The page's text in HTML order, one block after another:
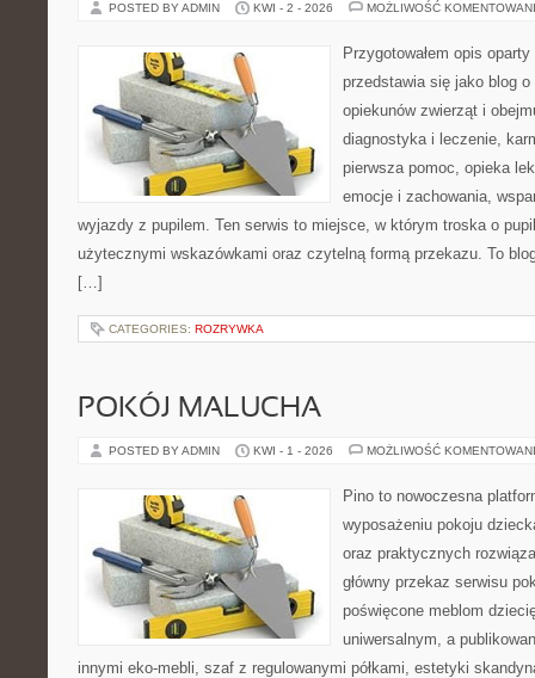
POSTED BY ADMIN KWI - 2 - 2026 MOŻLIWOŚĆ
Przygotowałem opis
przedstawia się jako blog
opiekunów zwierząt i
diagnostyka i leczenie,
pierwsza pomoc, opieka
emocje i zachowania,
wyjazdy z pupilem. Ten serwis to miejsce, w którym troska o
użytecznymi wskazówkami oraz czytelną formą przekazu. To
[…]
CATEGORIES: ROZRYWKA
POKÓJ MALUCHA
POSTED BY ADMIN KWI - 1 - 2026 MOŻLIWOŚĆ
Pino to nowoczesna
wyposażeniu pokoju
oraz praktycznych
główny przekaz serwisu
poświęcone meblom
uniwersalnym, a
innymi eko-mebli, szaf z regulowanymi półkami, estetyki